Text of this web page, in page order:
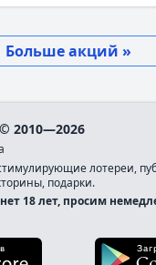
Больше акций »
© 2010—2026
лотереи,
подарки.
18 лет, просим
Загрузите в App